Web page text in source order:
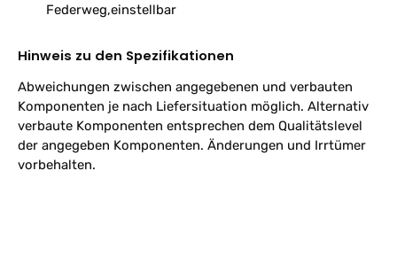
Federweg,einstellbar
Hinweis zu den Spezifikationen
Abweichungen zwischen angegebenen und verbauten
Komponenten je nach Liefersituation möglich. Alternativ
verbaute Komponenten entsprechen dem Qualitätslevel
der angegeben Komponenten. Änderungen und Irrtümer
vorbehalten.